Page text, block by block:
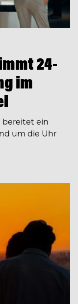
24-
im
bereitet ein
um die Uhr